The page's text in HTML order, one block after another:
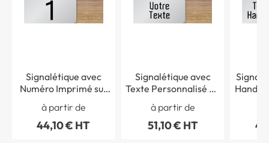
Signalétique avec
Numéro Imprimé sur
Bois et Aluminium -
Gamme Wood®
Dimension H 50 x L
à partir de
44,10 € HT
Signalétique avec
Texte Personnalisé en
Bois et Aluminium -
Gamme Wood®
Dimension H 50 x L
à partir de
51,10 € HT
50